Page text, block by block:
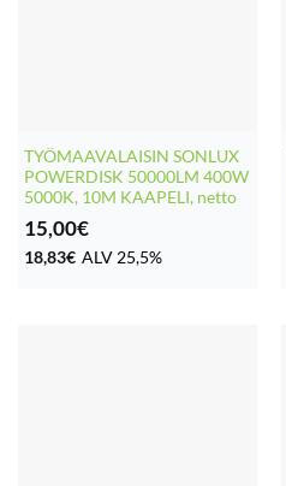
TYÖMAAVALAISIN SONLUX
POWERDISK 50000LM 400W
5000K, 10M KAAPELI, netto
15,00€
18,83€ ALV 25,5%